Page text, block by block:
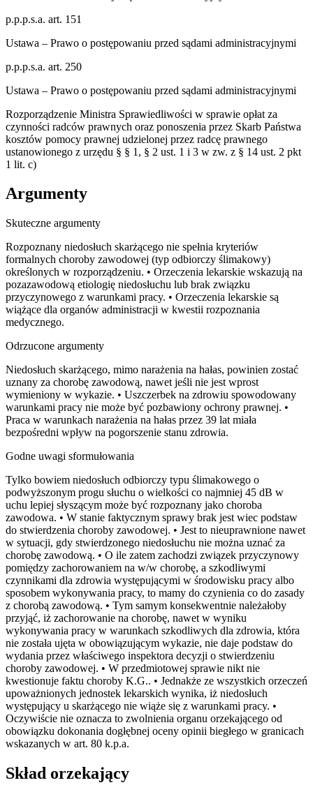
p.p.p.s.a. art. 151
Ustawa – Prawo o postępowaniu przed sądami administracyjnymi
p.p.p.s.a. art. 250
Ustawa – Prawo o postępowaniu przed sądami administracyjnymi
Rozporządzenie Ministra Sprawiedliwości w sprawie opłat za
czynności radców prawnych oraz ponoszenia przez Skarb Państwa
kosztów pomocy prawnej udzielonej przez radcę prawnego
ustanowionego z urzędu § § 1, § 2 ust. 1 i 3 w zw. z § 14 ust. 2 pkt
1 lit. c)
Argumenty
Skuteczne argumenty
Rozpoznany niedosłuch skarżącego nie spełnia kryteriów
formalnych choroby zawodowej (typ odbiorczy ślimakowy)
określonych w rozporządzeniu. • Orzeczenia lekarskie wskazują na
pozazawodową etiologię niedosłuchu lub brak związku
przyczynowego z warunkami pracy. • Orzeczenia lekarskie są
wiążące dla organów administracji w kwestii rozpoznania
medycznego.
Odrzucone argumenty
Niedosłuch skarżącego, mimo narażenia na hałas, powinien zostać
uznany za chorobę zawodową, nawet jeśli nie jest wprost
wymieniony w wykazie. • Uszczerbek na zdrowiu spowodowany
warunkami pracy nie może być pozbawiony ochrony prawnej. •
Praca w warunkach narażenia na hałas przez 39 lat miała
bezpośredni wpływ na pogorszenie stanu zdrowia.
Godne uwagi sformułowania
Tylko bowiem niedosłuch odbiorczy typu ślimakowego o
podwyższonym progu słuchu o wielkości co najmniej 45 dB w
uchu lepiej słyszącym może być rozpoznany jako choroba
zawodowa. • W stanie faktycznym sprawy brak jest wiec podstaw
do stwierdzenia choroby zawodowej. • Jest to nieuprawnione nawet
w sytuacji, gdy stwierdzonego niedosłuchu nie można uznać za
chorobę zawodową. • O ile zatem zachodzi związek przyczynowy
pomiędzy zachorowaniem na w/w chorobę, a szkodliwymi
czynnikami dla zdrowia występującymi w środowisku pracy albo
sposobem wykonywania pracy, to mamy do czynienia co do zasady
z chorobą zawodową. • Tym samym konsekwentnie należałoby
przyjąć, iż zachorowanie na chorobę, nawet w wyniku
wykonywania pracy w warunkach szkodliwych dla zdrowia, która
nie została ujęta w obowiązującym wykazie, nie daje podstaw do
wydania przez właściwego inspektora decyzji o stwierdzeniu
choroby zawodowej. • W przedmiotowej sprawie nikt nie
kwestionuje faktu choroby K.G.. • Jednakże ze wszystkich orzeczeń
upoważnionych jednostek lekarskich wynika, iż niedosłuch
występujący u skarżącego nie wiąże się z warunkami pracy. •
Oczywiście nie oznacza to zwolnienia organu orzekającego od
obowiązku dokonania dogłębnej oceny opinii biegłego w granicach
wskazanych w art. 80 k.p.a.
Skład orzekający